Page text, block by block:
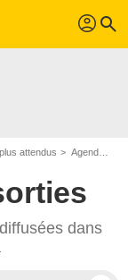
profil search
attendus Agenda cinéma : Films du 4 mars 2020
dans